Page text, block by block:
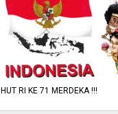
HUT RI KE 71 MERDEKA !!!